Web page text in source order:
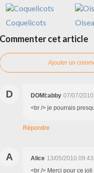
Coquelicots
Commenter cet article
Ajouter un
D DOMI:abby 07/07/
<br /> je pourrais
Répondre
A Alice 13/05/2010 09:43
<br /> Merci pour ce